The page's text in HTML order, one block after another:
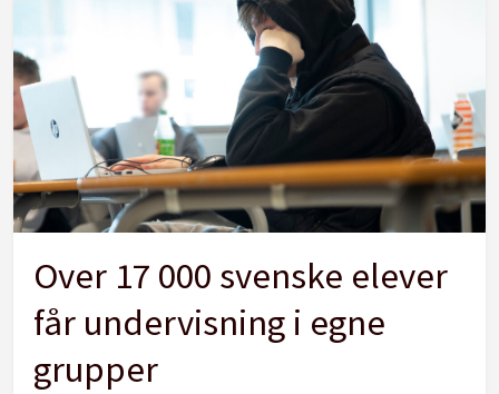
Over 17 000 svenske elever
får undervisning i egne
grupper